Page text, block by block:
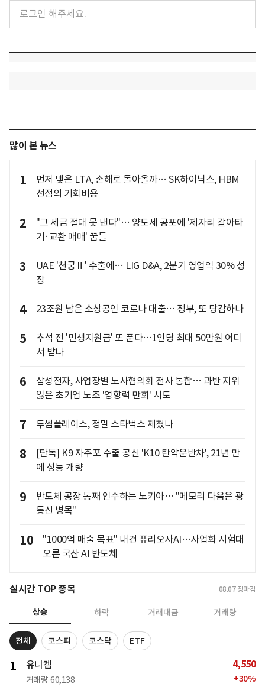
많이 본 뉴스
1
먼저 맺은 LTA, 손해로 돌아올까… SK하이닉스, HBM
선점의 기회비용
2
"그 세금 절대 못 낸다"… 양도세 공포에 '제자리 갈아타
기·교환 매매' 꿈틀
3
UAE '천궁Ⅱ' 수출에… LIG D&A, 2분기 영업익 30% 성
장
4 23조원 남은 소상공인 코로나 대출… 정부, 또 탕감하나
5
추석 전 '민생지원금' 또 푼다…1인당 최대 50만원 어디
서 받나
6
삼성전자, 사업장별 노사협의회 전사 통합… 과반 지위
잃은 초기업 노조 '영향력 만회' 시도
7 투썸플레이스, 정말 스타벅스 제쳤나
8
[단독] K9 자주포 수출 공신 'K10 탄약운반차', 21년 만
에 성능 개량
9
반도체 공장 통째 인수하는 노키아… "메모리 다음은 광
통신 병목"
10
"1000억 매출 목표" 내건 퓨리오사AI…사업화 시험대
오른 국산 AI 반도체
실시간 TOP 종목 08.07 장마감
상승 하락 거래대금 거래량
전체 코스피 코스닥 ETF
1 유니켐
거래량 60,138
4,550
+30%